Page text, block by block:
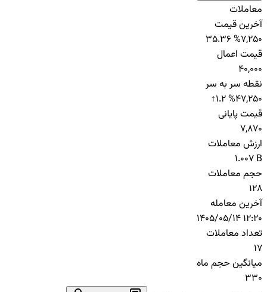
معاملات
آخرین قیمت
7,250
35.36 %
قیمت اعمال
40,000
نقطه سر به سر
47,250
↑1.2 %
قیمت پایانی
7,870
ارزش معاملات
1.007 B
حجم معاملات
128
آخرین معامله
1405/05/14 12:20
تعداد معاملات
17
میانگین حجم ماه
330